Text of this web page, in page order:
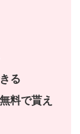
る
料で貰え